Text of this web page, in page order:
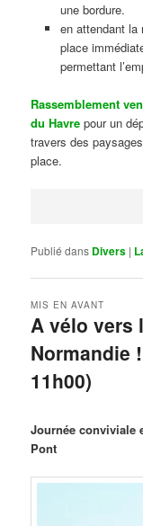
une bordure.
en attendant
place
permettant
Rassemblement
du Havre pour un
travers des
place.
Publié dans Divers |
A vélo vers
Normandie
11h00)
MIS EN AVANT
Journée conviviale
Pont